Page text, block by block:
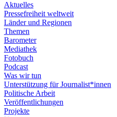
Aktuelles
Pressefreiheit weltweit
Länder und Regionen
Themen
Barometer
Mediathek
Fotobuch
Podcast
Was wir tun
Unterstützung für Journalist*innen
Politische Arbeit
Veröffentlichungen
Projekte